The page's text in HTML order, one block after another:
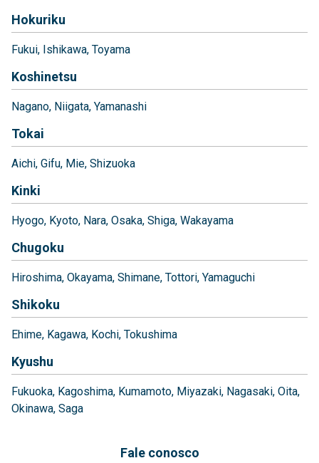
Hokuriku
Fukui Ishikawa Toyama
Koshinetsu
Nagano Niigata Yamanashi
Tokai
Aichi Gifu Mie Shizuoka
Kinki
Hyogo Kyoto Nara Osaka Shiga Wakayama
Chugoku
Hiroshima Okayama Shimane Tottori Yamaguchi
Shikoku
Ehime Kagawa Kochi Tokushima
Kyushu
Fukuoka Kagoshima Kumamoto Miyazaki Nagasaki Oita
Okinawa Saga
Fale conosco